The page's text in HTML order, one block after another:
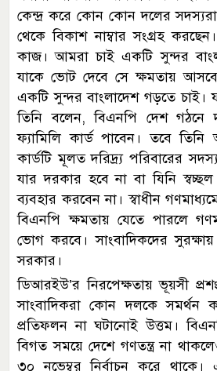
কেন্দ্র করে কোন কোন দলের সদস্যরা
থেকে বিকাশ নাম্বার সংগ্রহ
কাজ। আমরা চাই একটি সুন্দর
যাকে ভোট দেবে সে ক্ষমতায়
একটি সুন্দর বাংলাদেশ গড়তে চাই।
তিনি বলেন, বিএনপি দেশ গঠনে
ফ্যামিলি কার্ড পাবেন। তবে
কার্ডটি মূলত দরিদ্র্য পরিবারের
যার দরকার হবে না বা যিনি
ব্যবহার করবেন না। স্বাধীন
বিএনপি ক্ষমতায় যেতে পারলে
ভোগ করবে। সাংবাদিকদের
সরকার।
ডিআরইউ’র নিরপেক্ষতায় ভূয়সী
সাংবাদিকরা কোন দলকে সমর্থন
প্রতিফলন না ঘটানোই উত্তম।
বিগত সময়ে দেশে গণতন্ত্র না
৩০ নভেম্বর নির্বাচন করে থাকে।